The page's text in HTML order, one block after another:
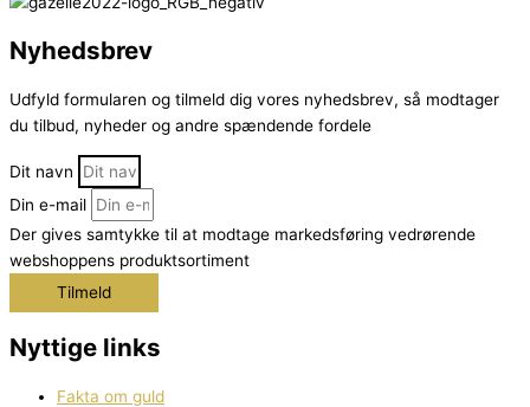
Nyhedsbrev
Udfyld formularen og tilmeld dig vores nyhedsbrev, så modtager
du tilbud, nyheder og andre spændende fordele
Dit navn
Din e-mail
Der gives samtykke til at modtage markedsføring vedrørende
webshoppens produktsortiment
Tilmeld
Nyttige links
Fakta om guld